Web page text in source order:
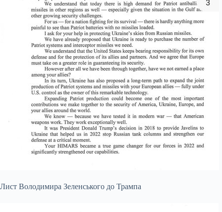
Лист Володимира Зеленського до Трампа